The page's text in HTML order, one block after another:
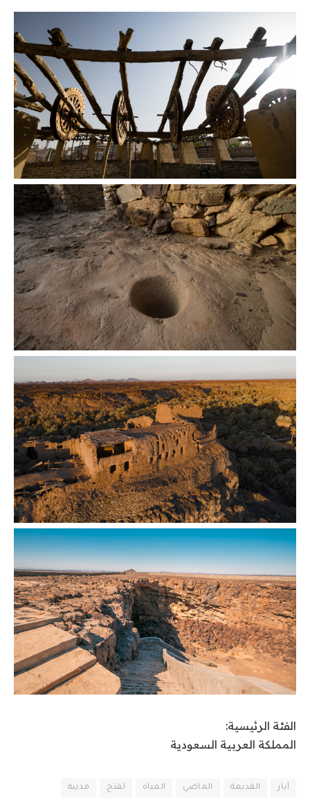
الفئة الرئيسية:
المملكة العربية السعودية
آبار القديمة الماضي المياه لفتح مدينة